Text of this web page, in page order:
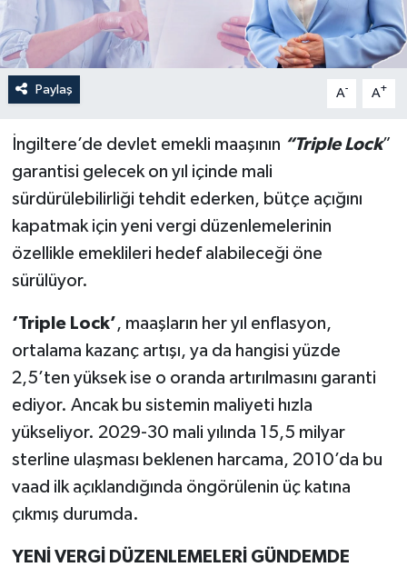
Paylaş A- A+
İngiltere’de devlet emekli maaşının “Triple Lock”
garantisi gelecek on yıl içinde mali
sürdürülebilirliği tehdit ederken, bütçe açığını
kapatmak için yeni vergi düzenlemelerinin
özellikle emeklileri hedef alabileceği öne
sürülüyor.
‘Triple Lock’, maaşların her yıl enflasyon,
ortalama kazanç artışı, ya da hangisi yüzde
2,5’ten yüksek ise o oranda artırılmasını garanti
ediyor. Ancak bu sistemin maliyeti hızla
yükseliyor. 2029-30 mali yılında 15,5 milyar
sterline ulaşması beklenen harcama, 2010’da bu
vaad ilk açıklandığında öngörülenin üç katına
çıkmış durumda.
YENİ VERGİ DÜZENLEMELERİ GÜNDEMDE